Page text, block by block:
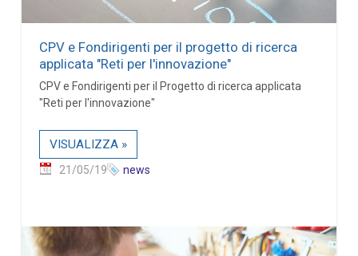
CPV e Fondirigenti per il progetto di ricerca
applicata "Reti per l'innovazione"
CPV e Fondirigenti per il Progetto di ricerca applicata
"Reti per l'innovazione"
VISUALIZZA »
21/05/19 news